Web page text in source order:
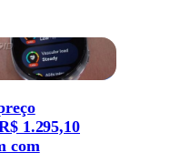
1.295,10
com